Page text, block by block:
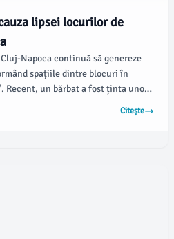
lipsei locurilor de
Napoca continuă să genereze
spațiile dintre blocuri în
Recent, un bărbat a fost ținta unor
pe un loc neatribuit legal.
Citește